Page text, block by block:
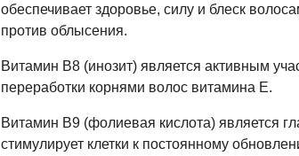
обеспечивает здоровье, силу и блеск
против облысения.
Витамин B8 (инозит) является активным
переработки корнями волос витамина Е.
Витамин B9 (фолиевая кислота) является
стимулирует клетки к постоянному